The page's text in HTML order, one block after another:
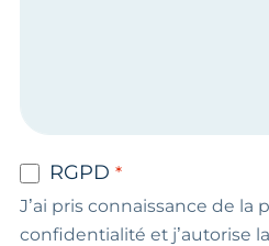
RGPD
J’ai pris connaissance de la
confidentialité et j’autorise